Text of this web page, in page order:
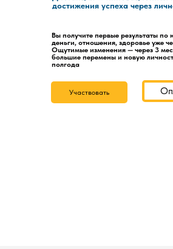
Участвовать
достижения успеха через
Вы получите первые результаты по
деньги, отношения, здоровье уже
Ощутимые изменения — через 3
большие перемены и новую
полгода